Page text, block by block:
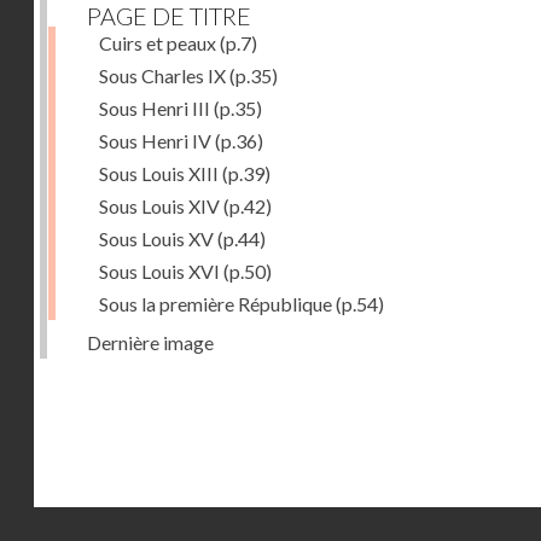
PAGE DE TITRE
Cuirs et peaux(p.7)
Sous Charles IX(p.35)
Sous Henri III (p.35)
Sous Henri IV(p.36)
Sous Louis XIII (p.39)
Sous Louis XIV(p.42)
Sous Louis XV(p.44)
Sous Louis XVI (p.50)
Sous la première République(p.54)
Dernière image